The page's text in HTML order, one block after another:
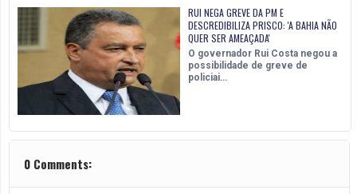
RUI NEGA GREVE DA PM E
DESCREDIBILIZA PRISCO: 'A BAHIA NÃO
QUER SER AMEAÇADA'
O governador Rui Costa negou a
possibilidade de greve de
policiai…
0 Comments: